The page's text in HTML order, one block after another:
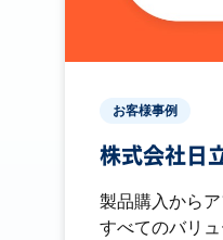
お客様事例
株式会社日
製品購入から
すべてのバリ